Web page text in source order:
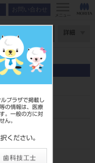
プラザで掲載し
の情報は、医療
。一般の方に対
ん。
ください。
お問い合わせ
メニュー
詳細
66 S28U
EANコード